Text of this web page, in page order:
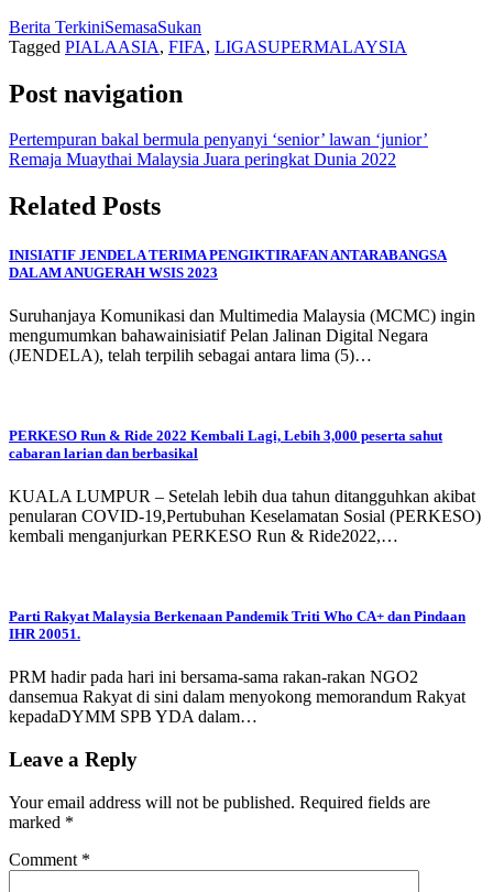
Berita TerkiniSemasaSukan
Tagged PIALAASIA, FIFA, LIGASUPERMALAYSIA
Post navigation
Pertempuran bakal bermula penyanyi ‘senior’ lawan ‘junior’
Remaja Muaythai Malaysia Juara peringkat Dunia 2022
Related Posts
INISIATIF JENDELA TERIMA PENGIKTIRAFAN ANTARABANGSA
DALAM ANUGERAH WSIS 2023
Suruhanjaya Komunikasi dan Multimedia Malaysia (MCMC) ingin
mengumumkan bahawainisiatif Pelan Jalinan Digital Negara
(JENDELA), telah terpilih sebagai antara lima (5)…
PERKESO Run & Ride 2022 Kembali Lagi, Lebih 3,000 peserta sahut
cabaran larian dan berbasikal
KUALA LUMPUR – Setelah lebih dua tahun ditangguhkan akibat
penularan COVID-19,Pertubuhan Keselamatan Sosial (PERKESO)
kembali menganjurkan PERKESO Run & Ride2022,…
Parti Rakyat Malaysia Berkenaan Pandemik Triti Who CA+ dan Pindaan
IHR 20051.
PRM hadir pada hari ini bersama-sama rakan-rakan NGO2
dansemua Rakyat di sini dalam menyokong memorandum Rakyat
kepadaDYMM SPB YDA dalam…
Leave a Reply
Your email address will not be published. Required fields are
marked *
Comment *